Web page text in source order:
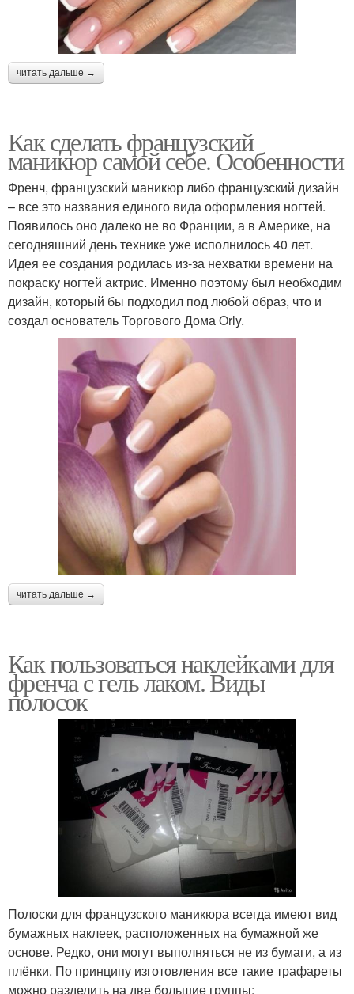
читать дальше →
Как сделать французский
маникюр самой себе. Особенности
Френч, французский маникюр либо французский дизайн
– все это названия единого вида оформления ногтей.
Появилось оно далеко не во Франции, а в Америке, на
сегодняшний день технике уже исполнилось 40 лет.
Идея ее создания родилась из-за нехватки времени на
покраску ногтей актрис. Именно поэтому был необходим
дизайн, который бы подходил под любой образ, что и
создал основатель Торгового Дома Orly.
читать дальше →
Как пользоваться наклейками для
френча с гель лаком. Виды
полосок
Полоски для французского маникюра всегда имеют вид
бумажных наклеек, расположенных на бумажной же
основе. Редко, они могут выполняться не из бумаги, а из
плёнки. По принципу изготовления все такие трафареты
можно разделить на две большие группы: